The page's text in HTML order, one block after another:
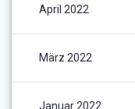
April 2022
März 2022
Januar 2022